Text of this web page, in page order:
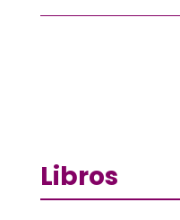
Libros